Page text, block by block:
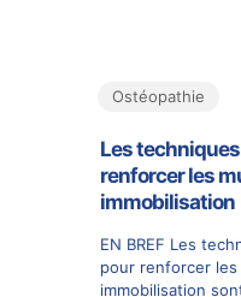
Ostéopathie
Les
renforcer les
immobilisation
EN BREF Les
pour renforcer
immobilisation